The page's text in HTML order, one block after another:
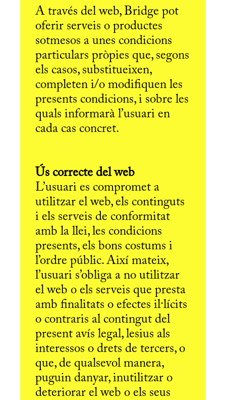
A través del web, Bridge pot
oferir serveis o productes
sotmesos a unes condicions
particulars pròpies que, segons
els casos, substitueixen,
completen i/o modifiquen les
presents condicions, i sobre les
quals informarà l’usuari en
cada cas concret.
Ús correcte del web
L’usuari es compromet a
utilitzar el web, els continguts
i els serveis de conformitat
amb la llei, les condicions
presents, els bons costums i
l’ordre públic. Així mateix,
l’usuari s’obliga a no utilitzar
el web o els serveis que presta
amb finalitats o efectes il·lícits
o contraris al contingut del
present avís legal, lesius als
interessos o drets de tercers, o
que, de qualsevol manera,
puguin danyar, inutilitzar o
deteriorar el web o els seus